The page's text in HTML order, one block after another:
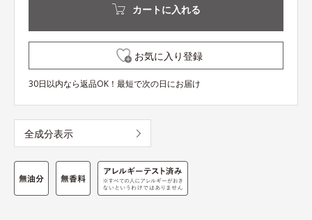
カートに入れる
お気に入り登録
30日以内なら返品OK！最短で次の日にお届け
全成分表示